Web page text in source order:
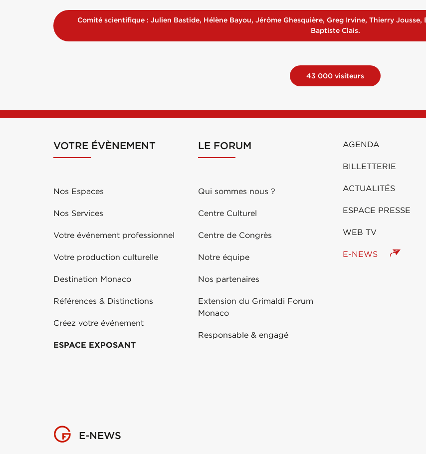
Comité scientifique : Julien Bastide, Hélène Bayou, Jérôme Ghesquière, Greg Irvine, Thierry
Baptiste Clais.
43 000 visiteurs
VOTRE ÉVÈNEMENT
Nos Espaces
Nos Services
Votre événement professionnel
Votre production culturelle
Destination Monaco
Références & Distinctions
Créez votre événement
ESPACE EXPOSANT
LE FORUM
Qui sommes nous ?
Centre Culturel
Centre de Congrès
Notre équipe
Nos partenaires
Extension du Grimaldi Forum
Monaco
Responsable & engagé
AGENDA
BILLETTERIE
ACTUALITÉS
ESPACE PRESSE
WEB TV
E-NEWS
E-NEWS